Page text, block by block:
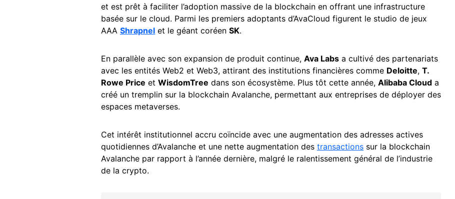
et est prêt à faciliter l’adoption massive de la blockchain en offrant une infrastructure
basée sur le cloud. Parmi les premiers adoptants d’AvaCloud figurent le studio de jeux
AAA Shrapnel et le géant coréen SK.
En parallèle avec son expansion de produit continue, Ava Labs a cultivé des partenariats
avec les entités Web2 et Web3, attirant des institutions financières comme Deloitte, T.
Rowe Price et WisdomTree dans son écosystème. Plus tôt cette année, Alibaba Cloud a
créé un tremplin sur la blockchain Avalanche, permettant aux entreprises de déployer des
espaces metaverses.
Cet intérêt institutionnel accru coïncide avec une augmentation des adresses actives
quotidiennes d’Avalanche et une nette augmentation des transactions sur la blockchain
Avalanche par rapport à l’année dernière, malgré le ralentissement général de l’industrie
de la crypto.